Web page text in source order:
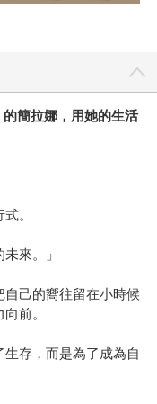
簡拉娜，用她的生活
。
來。」
己的嚮往留在小時候
前。
生存，而是為了成為自